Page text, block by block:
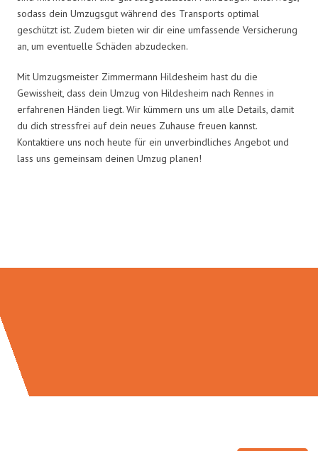
sodass dein Umzugsgut während des Transports optimal
geschützt ist. Zudem bieten wir dir eine umfassende Versicherung
an, um eventuelle Schäden abzudecken.
Mit Umzugsmeister Zimmermann Hildesheim hast du die
Gewissheit, dass dein Umzug von Hildesheim nach Rennes in
erfahrenen Händen liegt. Wir kümmern uns um alle Details, damit
du dich stressfrei auf dein neues Zuhause freuen kannst.
Kontaktiere uns noch heute für ein unverbindliches Angebot und
lass uns gemeinsam deinen Umzug planen!